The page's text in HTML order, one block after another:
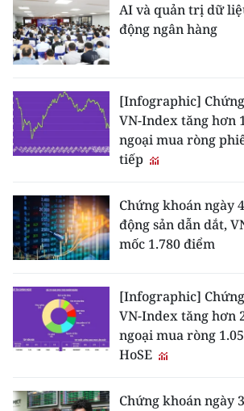
AI và quản trị dữ
động ngân hàng
[Infographic]
VN-Index tăng hơn
ngoại mua ròng
tiếp
Chứng khoán ngày
động sản dẫn dắt,
mốc 1.780 điểm
[Infographic]
VN-Index tăng hơn
ngoại mua ròng
HoSE
Chứng khoán ngày